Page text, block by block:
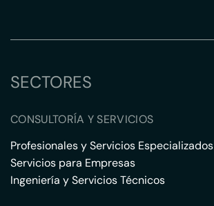
SECTORES
CONSULTORÍA Y SERVICIOS
Profesionales y Servicios Especializados
Servicios para Empresas
Ingeniería y Servicios Técnicos